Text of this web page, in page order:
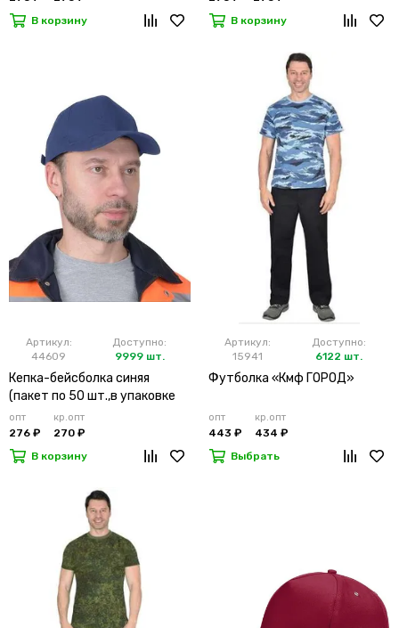
В корзину
В корзину
Артикул:
44609
Доступно:
9999 шт.
Кепка-бейсболка синяя
(пакет по 50 шт.,в упаковке
200 шт.)
опт
276 ₽
кр.опт
270 ₽
В корзину
Артикул:
15941
Доступно:
6122 шт.
Футболка «Кмф ГОРОД»
опт
443 ₽
кр.опт
434 ₽
Выбрать